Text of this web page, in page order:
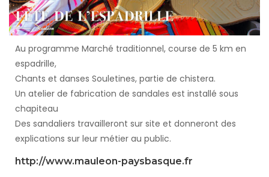
Au programme Marché traditionnel, course de 5 km en
espadrille,
Chants et danses Souletines, partie de chistera.
Un atelier de fabrication de sandales est installé sous
chapiteau
Des sandaliers travailleront sur site et donneront des
explications sur leur métier au public.
http://www.mauleon-paysbasque.fr